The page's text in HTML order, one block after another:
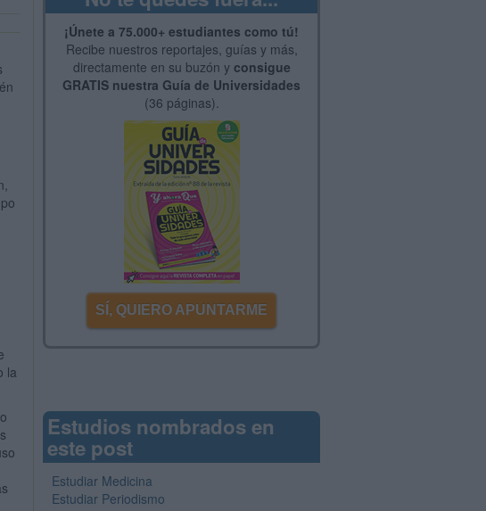
la
¡Únete a 75.000+ estudiantes como tú!
Recibe nuestros reportajes, guías y más,
directamente en su buzón y consigue
GRATIS nuestra Guía de Universidades
(36 páginas).
SÍ, QUIERO APUNTARME
Estudios nombrados en
este post
Estudiar Medicina
Estudiar Periodismo